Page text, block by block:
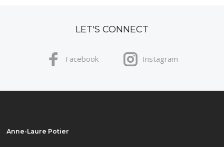
LET'S CONNECT
Facebook Instagram
Anne-Laure Potier